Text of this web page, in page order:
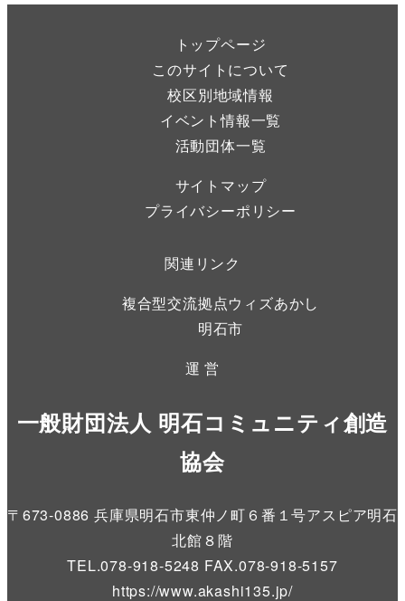
トップページ
このサイトについて
校区別地域情報
イベント情報一覧
活動団体一覧
サイトマップ
プライバシーポリシー
関連リンク
複合型交流拠点ウィズあかし
明石市
運 営
一般財団法人 明石コミュニティ創造
協会
〒673-0886 兵庫県明石市東仲ノ町６番１号アスピア明石
北館８階
TEL.078-918-5248 FAX.078-918-5157
https://www.akashi135.jp/